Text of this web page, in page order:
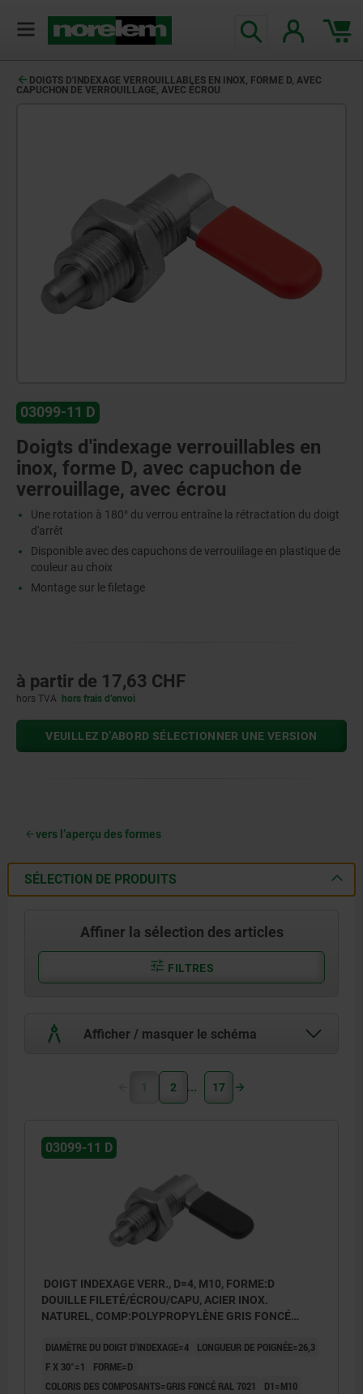
DOIGTS D'INDEXAGE VERROUILLABLES EN INOX, FORME D, AVEC
CAPUCHON DE VERROUILLAGE, AVEC ÉCROU
03099-11 D
Doigts d'indexage verrouillables en
inox, forme D, avec capuchon de
verrouillage, avec écrou
Une rotation à 180° du verrou entraîne la rétractation du doigt
d'arrêt
Disponible avec des capuchons de verrouiilage en plastique de
couleur au choix
Montage sur le filetage
à partir de 17,63 CHF
hors TVA hors frais d’envoi
VEUILLEZ D’ABORD SÉLECTIONNER UNE VERSION
vers l’aperçu des formes
SÉLECTION DE PRODUITS
Affiner la sélection des articles
FILTRES
Afficher / masquer le schéma
1 2 17
03099-11 D
DOIGT INDEXAGE VERR., D=4, M10, FORME:D
DOUILLE FILETÉ/ÉCROU/CAPU, ACIER INOX.
NATUREL, COMP:POLYPROPYLÈNE GRIS FONCÉ
DIAMÈTRE DU DOIGT D'INDEXAGE=4
LONGUEUR DE POIGNÉE=26,3
F X 30°=1
FORME=D
COLORIS DES COMPOSANTS=GRIS FONCÉ RAL 7021
D1=M10